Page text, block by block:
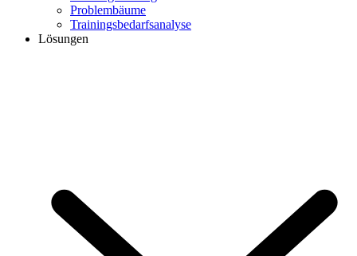
Problembäume
Trainingsbedarfsanalyse
Lösungen